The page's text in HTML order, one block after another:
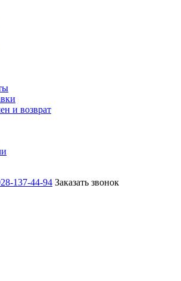
и возврат
137-44-94 Заказать звонок